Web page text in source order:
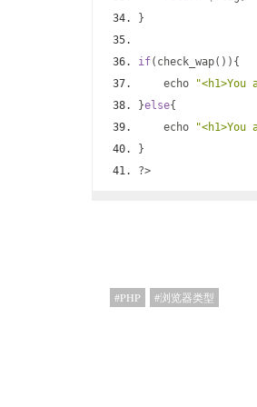
}
if( check_wap()){
    echo
}else{
    echo
"<h1>You
}
?>
PHP 浏览器类型